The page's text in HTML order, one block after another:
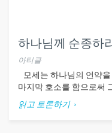
아티클
모세는 하나님의 언약
마지막 호소를 함으로써
읽고 토론하기